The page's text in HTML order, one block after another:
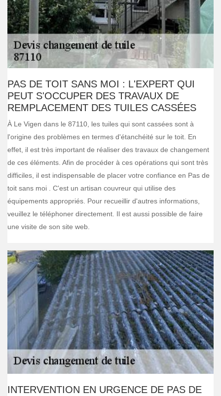
PAS DE TOIT SANS MOI : L'EXPERT QUI
PEUT S'OCCUPER DES TRAVAUX DE
REMPLACEMENT DES TUILES CASSÉES
À Le Vigen dans le 87110, les tuiles qui sont cassées sont à
l'origine des problèmes en termes d'étanchéité sur le toit. En
effet, il est très important de réaliser des travaux de changement
de ces éléments. Afin de procéder à ces opérations qui sont très
difficiles, il est indispensable de placer votre confiance en Pas de
toit sans moi . C'est un artisan couvreur qui utilise des
équipements appropriés. Pour recueillir d'autres informations,
veuillez le téléphoner directement. Il est aussi possible de faire
une visite de son site web.
INTERVENTION EN URGENCE DE PAS DE